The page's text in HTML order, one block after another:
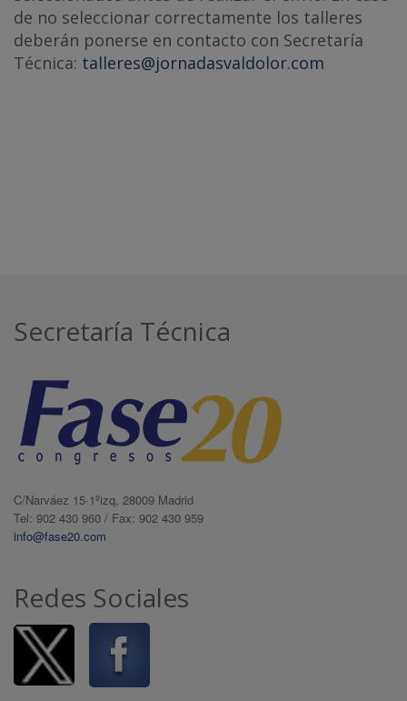
de no seleccionar correctamente los talleres
deberán ponerse en contacto con Secretaría
Técnica: talleres@jornadasvaldolor.com
Secretaría Técnica
C/Narváez 15·1ºizq, 28009 Madrid
Tel: 902 430 960 / Fax: 902 430 959
info@fase20.com
Redes Sociales